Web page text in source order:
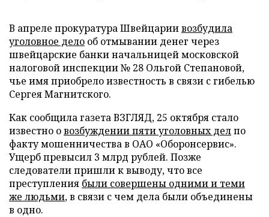
В апреле прокуратура Швейцариивозбудила
уголовное дело об отмывании денег через
швейцарские банки начальницей московской
налоговой инспекции № 28 Ольгой Степановой,
чье имя приобрело известность в связи с гибелью
Сергея Магнитского.
Как сообщила газета ВЗГЛЯД, 25 октября стало
известно овозбуждении пяти уголовных делпо
факту мошенничества в ОАО «Оборонсервис».
Ущерб превысил 3 млрд рублей. Позже
следователи пришли к выводу, что все
преступления были совершены одними и теми
же людьми, в связи с чем дела были объединены
в одно.